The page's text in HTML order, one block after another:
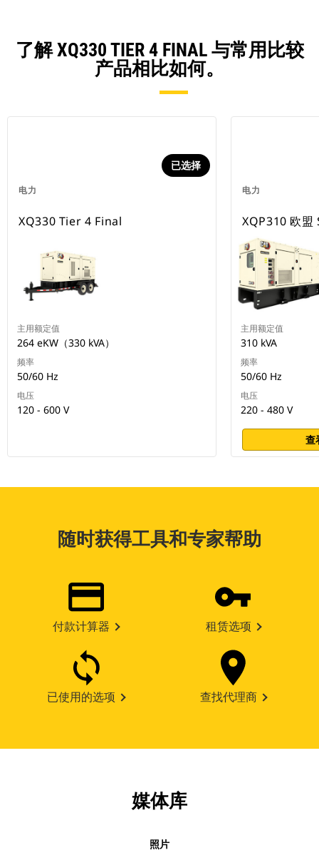
了解 XQ330 TIER 4 FINAL 与常用比较
产品相比如何。
电力
已选择
XQ330 Tier 4 Final
主用额定值
264 eKW（330 kVA）
频率
50/60 Hz
电压
120 - 600 V
电力
XQP310 欧盟
主用额定值
310 kVA
频率
50/60 Hz
电压
220 - 480 V
查
随时获得工具和专家帮助
付款计算器 租赁选项
已使用的选项 查找代理商
媒体库
照片